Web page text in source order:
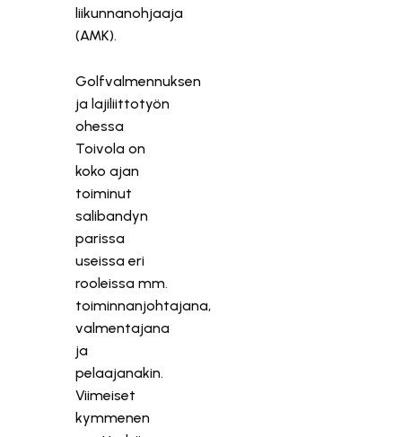
liikunnanohjaaja
(AMK).
Golfvalmennuksen
ja lajiliittotyön
ohessa
Toivola on
koko ajan
toiminut
salibandyn
parissa
useissa eri
rooleissa mm.
toiminnanjohtajana,
valmentajana
ja
pelaajanakin.
Viimeiset
kymmenen